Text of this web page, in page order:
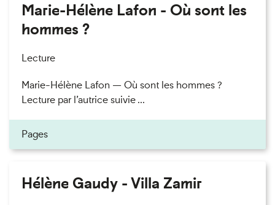
Marie-Hélène Lafon - Où sont les
hommes ?
Lecture
Marie-Hélène Lafon — Où sont les hommes ?
Lecture par l’autrice suivie ...
Pages
Hélène Gaudy - Villa Zamir